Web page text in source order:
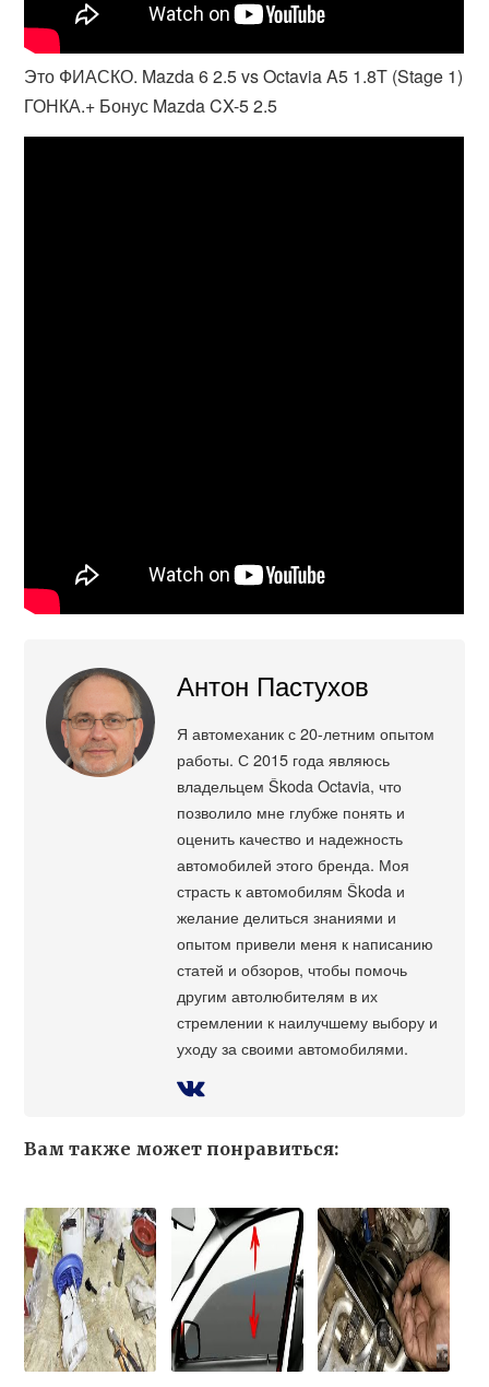
Это ФИАСКО. Mazda 6 2.5 vs Octavia A5 1.8T (Stage 1)
ГОНКА.+ Бонус Mazda CX-5 2.5
Антон Пастухов
Я автомеханик с 20-летним опытом
работы. С 2015 года являюсь
владельцем Škoda Octavia, что
позволило мне глубже понять и
оценить качество и надежность
автомобилей этого бренда. Моя
страсть к автомобилям Škoda и
желание делиться знаниями и
опытом привели меня к написанию
статей и обзоров, чтобы помочь
другим автолюбителям в их
стремлении к наилучшему выбору и
уходу за своими автомобилями.
Вам также может понравиться: